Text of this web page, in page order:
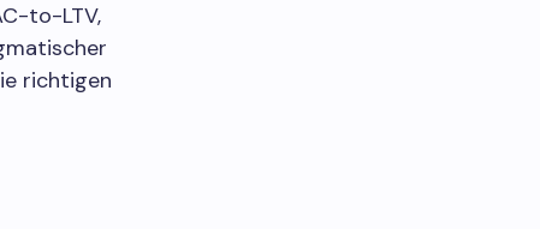
to-LTV,
richtigen